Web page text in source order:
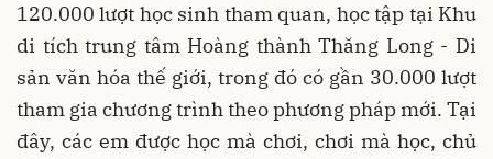
120.000 lượt học sinh tham quan, học tập tại Khu
di tích trung tâm Hoàng thành Thăng Long - Di
sản văn hóa thế giới, trong đó có gần 30.000 lượt
tham gia chương trình theo phương pháp mới. Tại
đây, các em được học mà chơi, chơi mà học, chủ